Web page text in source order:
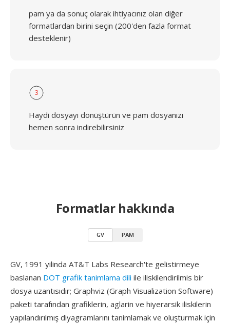
pam ya da sonuç olarak ihtiyacınız olan diğer
formatlardan birini seçin (200'den fazla format
desteklenir)
3
Haydi dosyayı dönüştürün ve pam dosyanızı
hemen sonra indirebilirsiniz
Formatlar hakkında
GV PAM
GV, 1991 yilinda AT&T Labs Research'te gelistirmeye
baslanan DOT grafik tanimlama dili ile iliskilendirilmis bir
dosya uzantısıdır; Graphviz (Graph Visualization Software)
paketi tarafından grafiklerin, aglarin ve hiyerarsik iliskilerin
yapılandırılmış diyagramlarını tanimlamak ve oluşturmak için